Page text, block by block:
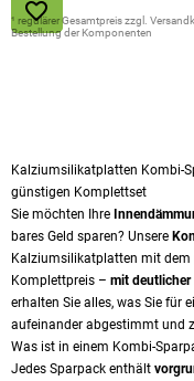
¹ regulärer Gesamtpreis zzgl.
Bestellung der Komponenten
Kalziumsilikatplatten Kombi-
günstigen Komplettset
Sie möchten Ihre
bares Geld sparen? Unsere
Kalziumsilikatplatten mit dem
Komplettpreis – mit deutlicher
erhalten Sie alles, was Sie für
aufeinander abgestimmt und
Was ist in einem Kombi-
Jedes Sparpack enthält